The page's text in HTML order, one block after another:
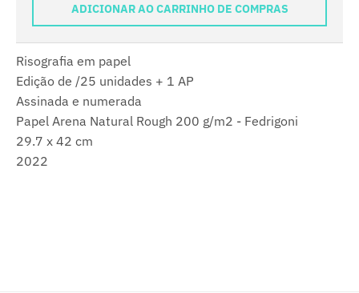
ADICIONAR AO CARRINHO DE COMPRAS
Risografia em papel
Edição de /25 unidades + 1 AP
Assinada e numerada
Papel Arena Natural Rough 200 g/m2 - Fedrigoni
29.7 x 42 cm
2022